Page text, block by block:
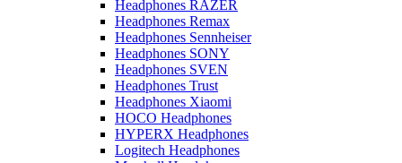
Headphones RAZER
Headphones Remax
Headphones Sennheiser
Headphones SONY
Headphones SVEN
Headphones Trust
Headphones Xiaomi
HOCO Headphones
HYPERX Headphones
Logitech Headphones